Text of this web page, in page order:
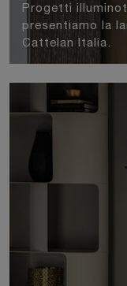
Progetti
presentiamo la
Cattelan Italia.